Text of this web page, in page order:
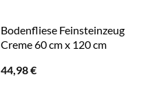
Bodenfliese Feinsteinzeug
Creme 60 cm x 120 cm
44,98€